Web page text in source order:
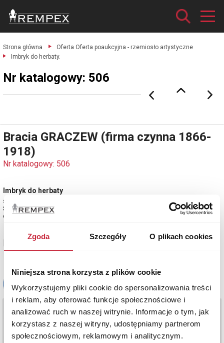
Zgoda Szczegóły O plikach cookies
Niniejsza strona korzysta z plików cookie
Wykorzystujemy pliki cookie do spersonalizowania treści
i reklam, aby oferować funkcje społecznościowe i
analizować ruch w naszej witrynie. Informacje o tym, jak
korzystasz z naszej witryny, udostępniamy partnerom
społecznościowym, reklamowym i analitycznym.
Strona główna
Oferta Oferta poaukcyjna - rzemiosło artystyczne
Imbryk do herbaty.
Nr katalogowy: 506
Bracia GRACZEW (firma czynna 1866-
1918)
Nr katalogowy: 506
Imbryk do herbaty
srebro próby 84 cechowane; wys. 17 cm; waga 616 g.
St Petersburg, 1908-1918.
estymacja: 10 000 - 12 000 zł
Zobacz pełne informacje